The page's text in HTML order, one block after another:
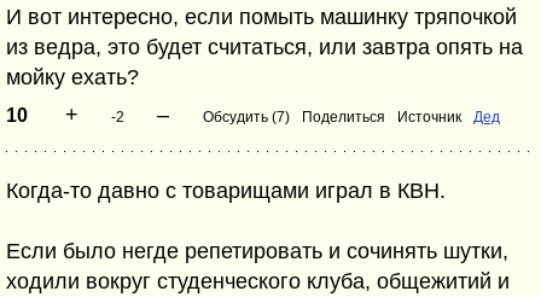
И вот интересно, если помыть машинку тряпочкой
из ведра, это будет считаться, или завтра опять на
мойку ехать?
10 + -2 – Обсудить (7) Поделиться Источник Дед
Когда-то давно с товарищами играл в КВН.
Если было негде репетировать и сочинять шутки,
ходили вокруг студенческого клуба, общежитий и